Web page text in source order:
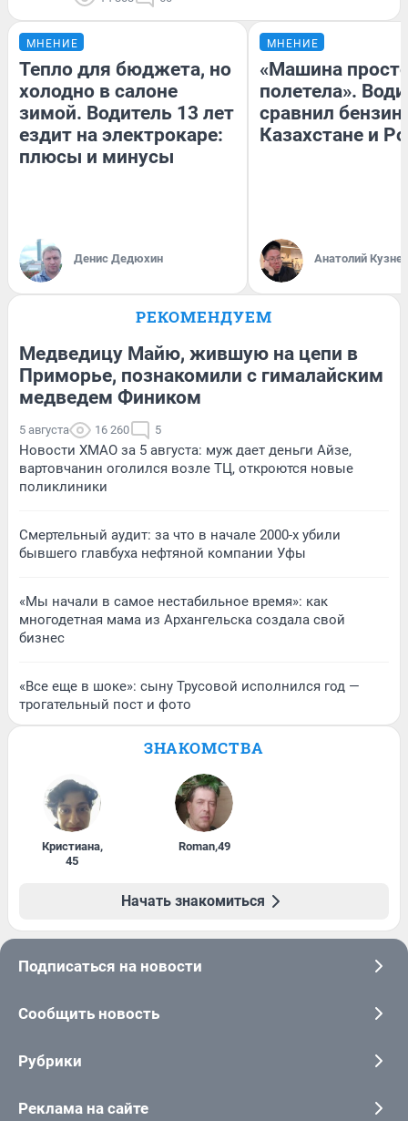
МНЕНИЕ
Тепло для бюджета, но
холодно в салоне
зимой. Водитель 13 лет
ездит на электрокаре:
плюсы и минусы
Денис Дедюхин
МНЕНИЕ
«Машина
полетела».
сравнил бензин
Казахстане и
Анатолий
РЕКОМЕНДУЕМ
Медведицу Майю, жившую на цепи в
Приморье, познакомили с гималайским
медведем Фиником
5 августа 16 260 5
Новости ХМАО за 5 августа: муж дает деньги Айзе,
вартовчанин оголился возле ТЦ, откроются новые
поликлиники
Смертельный аудит: за что в начале 2000-х убили
бывшего главбуха нефтяной компании Уфы
«Мы начали в самое нестабильное время»: как
многодетная мама из Архангельска создала свой
бизнес
«Все еще в шоке»: сыну Трусовой исполнился год —
трогательный пост и фото
ЗНАКОМСТВА
Кристиана,
45
Roman,49
Начать знакомиться
Подписаться на новости
Сообщить новость
Рубрики
Реклама на сайте